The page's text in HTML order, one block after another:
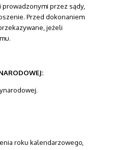
przez sądy,
Przed dokonaniem
jeżeli
roku kalendarzowego,